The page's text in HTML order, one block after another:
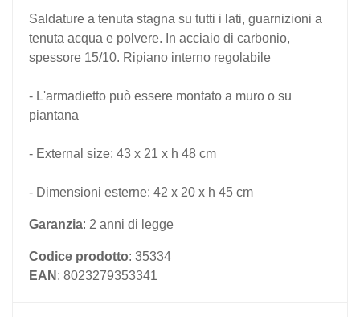
Saldature a tenuta stagna su tutti i lati, guarnizioni a
tenuta acqua e polvere. In acciaio di carbonio,
spessore 15/10. Ripiano interno regolabile
- L'armadietto può essere montato a muro o su
piantana
- External size: 43 x 21 x h 48 cm
- Dimensioni esterne: 42 x 20 x h 45 cm
Garanzia: 2 anni di legge
Codice prodotto: 35334
EAN : 8023279353341